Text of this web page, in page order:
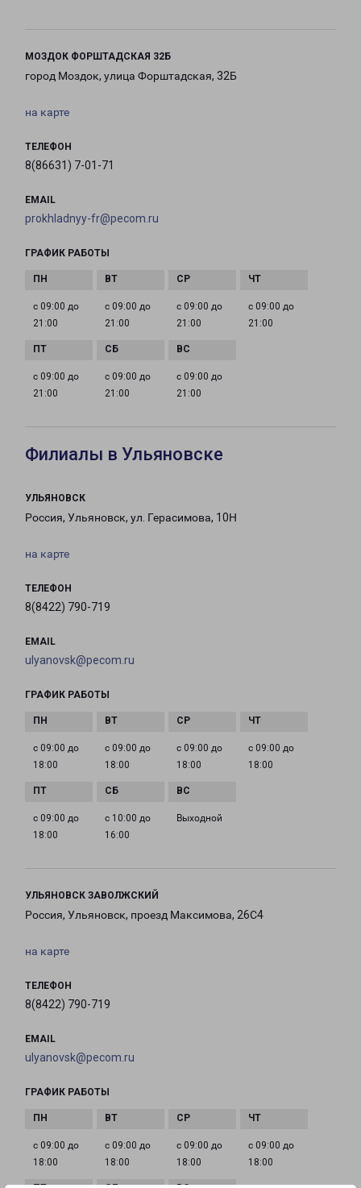
МОЗДОК ФОРШТАДСКАЯ 32Б
город Моздок, улица Форштадская, 32Б
на карте
ТЕЛЕФОН
8(86631) 7-01-71
EMAIL
prokhladnyy-fr@pecom.ru
ГРАФИК РАБОТЫ
с 09:00 до
21:00
с 09:00 до
21:00
с 09:00 до
21:00
с 09:00 до
21:00
с 09:00 до
21:00
с 09:00 до
21:00
с 09:00 до
21:00
Филиалы в Ульяновске
УЛЬЯНОВСК
Россия, Ульяновск, ул. Герасимова, 10Н
на карте
ТЕЛЕФОН
8(8422) 790-719
EMAIL
ulyanovsk@pecom.ru
ГРАФИК РАБОТЫ
с 09:00 до
18:00
с 09:00 до
18:00
с 09:00 до
18:00
с 09:00 до
18:00
с 09:00 до
18:00
с 10:00 до
16:00
Выходной
УЛЬЯНОВСК ЗАВОЛЖСКИЙ
Россия, Ульяновск, проезд Максимова, 26С4
на карте
ТЕЛЕФОН
8(8422) 790-719
EMAIL
ulyanovsk@pecom.ru
ГРАФИК РАБОТЫ
с 09:00 до
18:00
с 09:00 до
18:00
с 09:00 до
18:00
с 09:00 до
18:00